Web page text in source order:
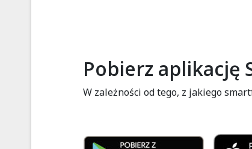
Pobierz aplikację
W zależności od tego, z jakiego